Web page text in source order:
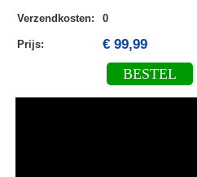
Verzendkosten: 0
Prijs: € 99,99
BESTEL